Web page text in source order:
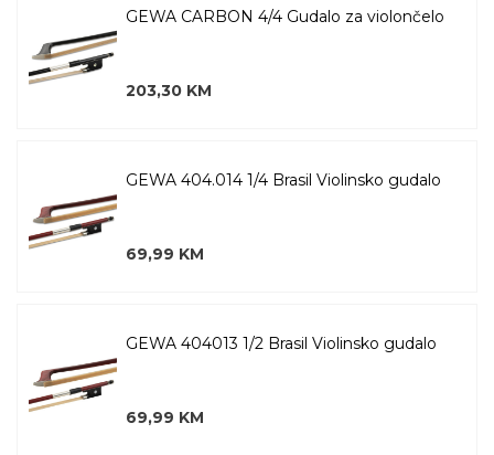
GEWA CARBON 4/4 Gudalo za violončelo
203,30 KM
GEWA 404.014 1/4 Brasil Violinsko gudalo
69,99 KM
GEWA 404013 1/2 Brasil Violinsko gudalo
69,99 KM